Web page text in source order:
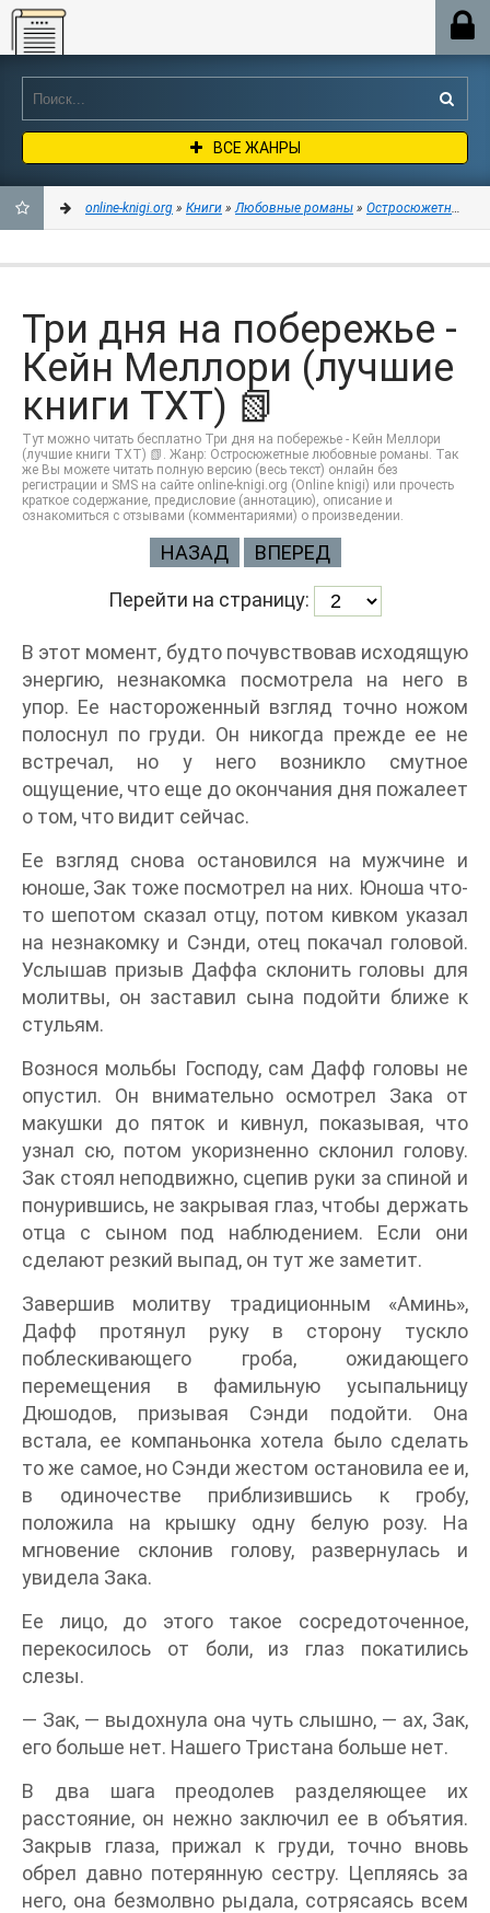
Online-knigi.org
ВСЕ ЖАНРЫ
ЗАКЛАДКИ
online-knigi.org » Книги »Любовные романы » Остросюжетные
Три дня на побережье -
Кейн Меллори (лучшие
книги TXT) 📗
Тут можно читать бесплатно Три дня на побережье - Кейн Меллори
(лучшие книги TXT) 📗. Жанр: Остросюжетные любовные романы. Так
же Вы можете читать полную версию (весь текст) онлайн без
регистрации и SMS на сайте online-knigi.org (Online knigi) или прочесть
краткое содержание, предисловие (аннотацию), описание и
ознакомиться с отзывами (комментариями) о произведении.
НАЗАД ВПЕРЕД
Перейти на страницу:
В этот момент, будто почувствовав исходящую
энергию, незнакомка посмотрела на него в
упор. Ее настороженный взгляд точно ножом
полоснул по груди. Он никогда прежде ее не
встречал, но у него возникло смутное
ощущение, что еще до окончания дня пожалеет
о том, что видит сейчас.
Ее взгляд снова остановился на мужчине и
юноше, Зак тоже посмотрел на них. Юноша что-
то шепотом сказал отцу, потом кивком указал
на незнакомку и Сэнди, отец покачал головой.
Услышав призыв Даффа склонить головы для
молитвы, он заставил сына подойти ближе к
стульям.
Вознося мольбы Господу, сам Дафф головы не
опустил. Он внимательно осмотрел Зака от
макушки до пяток и кивнул, показывая, что
узнал сю, потом укоризненно склонил голову.
Зак стоял неподвижно, сцепив руки за спиной и
понурившись, не закрывая глаз, чтобы держать
отца с сыном под наблюдением. Если они
сделают резкий выпад, он тут же заметит.
Завершив молитву традиционным «Аминь»,
Дафф протянул руку в сторону тускло
поблескивающего гроба, ожидающего
перемещения в фамильную усыпальницу
Дюшодов, призывая Сэнди подойти. Она
встала, ее компаньонка хотела было сделать
то же самое, но Сэнди жестом остановила ее и,
в одиночестве приблизившись к гробу,
положила на крышку одну белую розу. На
мгновение склонив голову, развернулась и
увидела Зака.
Ее лицо, до этого такое сосредоточенное,
перекосилось от боли, из глаз покатились
слезы.
— Зак, — выдохнула она чуть слышно, — ах, Зак,
его больше нет. Нашего Тристана больше нет.
В два шага преодолев разделяющее их
расстояние, он нежно заключил ее в объятия.
Закрыв глаза, прижал к груди, точно вновь
обрел давно потерянную сестру. Цепляясь за
него, она безмолвно рыдала, сотрясаясь всем